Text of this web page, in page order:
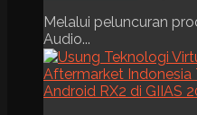
Melalui peluncuran
Audio...